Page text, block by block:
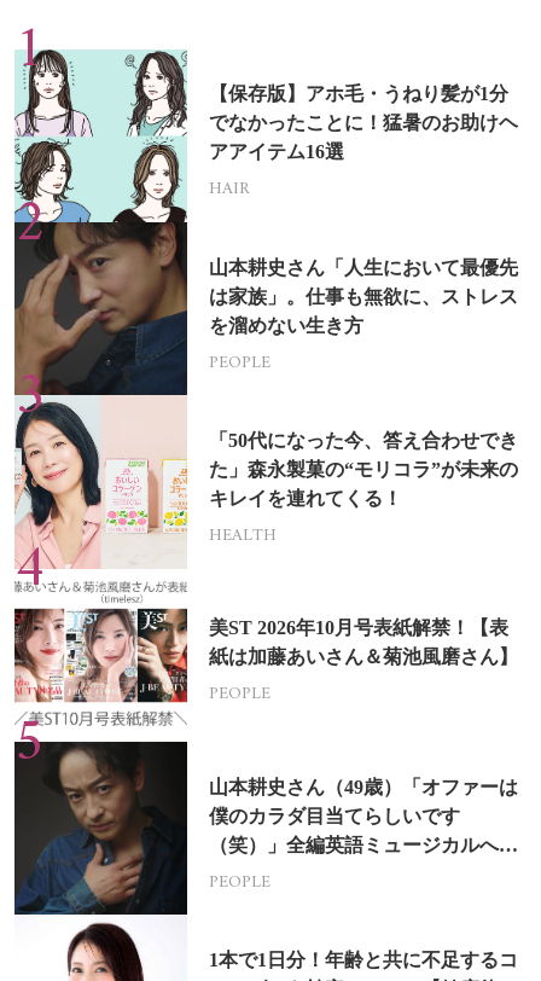
【保存版】アホ毛・うねり髪が1分
でなかったことに！猛暑のお助けヘ
アアイテム16選
HAIR
山本耕史さん「人生において最優先
は家族」。仕事も無欲に、ストレス
を溜めない生き方
PEOPLE
「50代になった今、答え合わせでき
た」森永製菓の“モリコラ”が未来の
キレイを連れてくる！
HEALTH
美ST 2026年10月号表紙解禁！【表
紙は加藤あいさん＆菊池風磨さん】
PEOPLE
山本耕史さん（49歳）「オファーは
僕のカラダ目当てらしいです
（笑）」全編英語ミュージカルへの
挑戦
PEOPLE
1本で1日分！年齢と共に不足するコ